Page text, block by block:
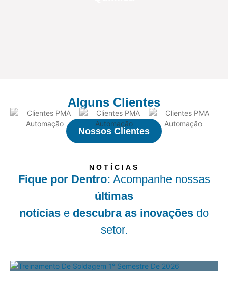
Alguns Clientes
Nossos Clientes
NOTÍCIAS
Fique por Dentro: Acompanhe nossas
últimas
notícias e descubra as inovações do
setor.